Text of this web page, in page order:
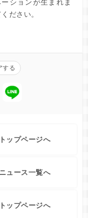
ションが生まれま
ださい。
する
ップページへ
ュース一覧へ
ップページへ